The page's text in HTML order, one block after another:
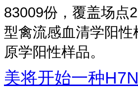
83009份，覆盖场点
型禽流感血清学阳
原学阳性样品。
美将开始一种